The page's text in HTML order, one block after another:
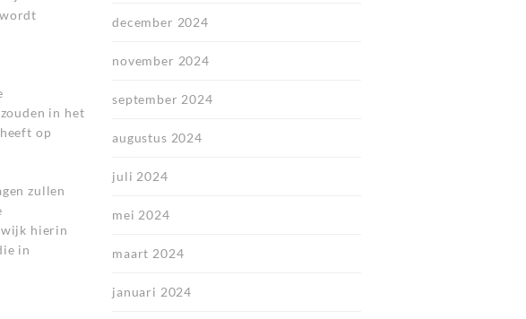
in het
op
zullen
hierin
in
december 2024
november 2024
september 2024
augustus 2024
juli 2024
mei 2024
maart 2024
januari 2024